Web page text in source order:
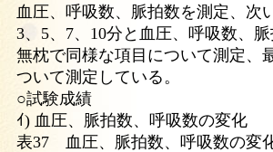
血圧、呼吸数、脈拍数を測定、次
3、5、7、10分と血圧、呼吸数、
無枕で同様な項目について測定、
ついて測定している。
○試験成績
ｲ) 血圧、脈拍数、呼吸数の変化
表37 血圧、脈拍数、呼吸数の変